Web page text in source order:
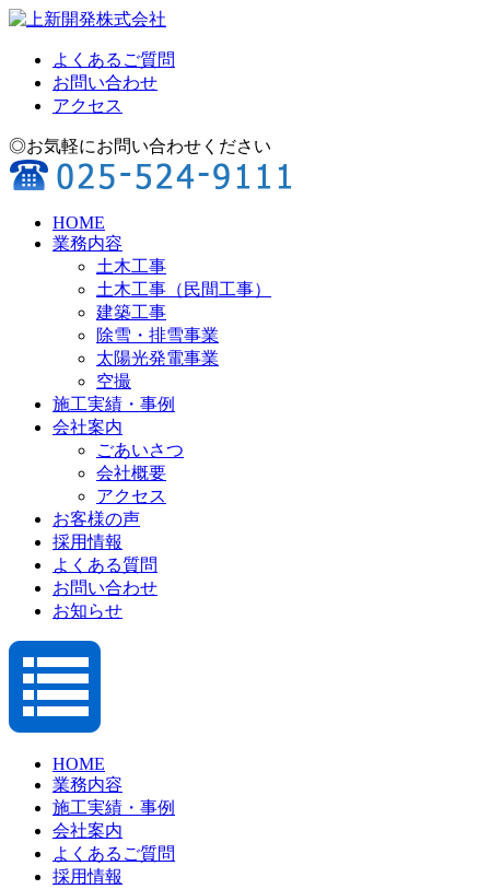
よくあるご質問
お問い合わせ
アクセス
◎お気軽にお問い合わせください
HOME
業務内容
土木工事
土木工事（民間工事）
建築工事
除雪・排雪事業
太陽光発電事業
空撮
施工実績・事例
会社案内
ごあいさつ
会社概要
アクセス
お客様の声
採用情報
よくある質問
お問い合わせ
お知らせ
HOME
業務内容
施工実績・事例
会社案内
よくあるご質問
採用情報